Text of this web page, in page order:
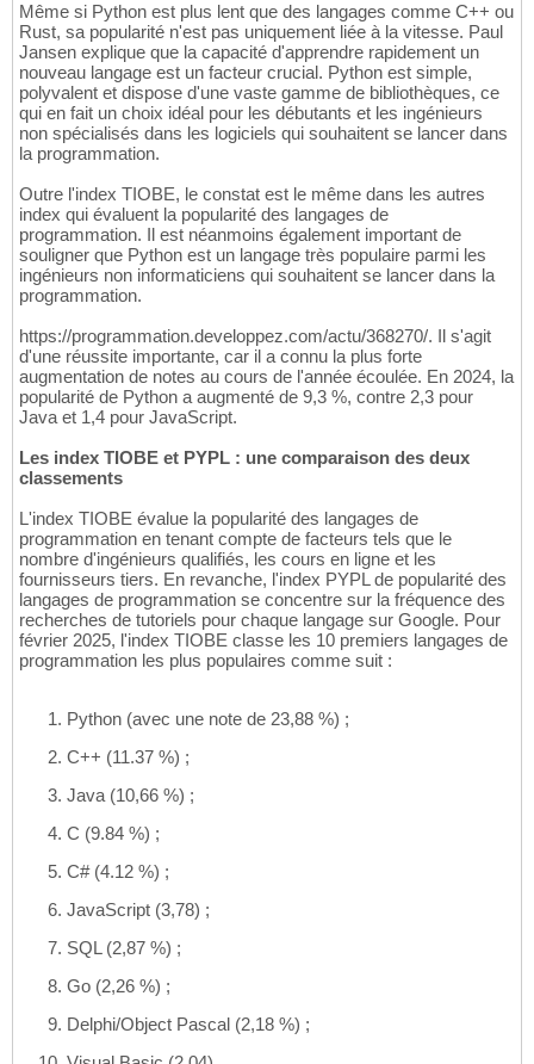
Même si Python est plus lent que des langages comme C++ ou
Rust, sa popularité n'est pas uniquement liée à la vitesse. Paul
Jansen explique que la capacité d'apprendre rapidement un
nouveau langage est un facteur crucial. Python est simple,
polyvalent et dispose d'une vaste gamme de bibliothèques, ce
qui en fait un choix idéal pour les débutants et les ingénieurs
non spécialisés dans les logiciels qui souhaitent se lancer dans
la programmation.
Outre l'index TIOBE, le constat est le même dans les autres
index qui évaluent la popularité des langages de
programmation. Il est néanmoins également important de
souligner que Python est un langage très populaire parmi les
ingénieurs non informaticiens qui souhaitent se lancer dans la
programmation.
https://programmation.developpez.com/actu/368270/. Il s'agit
d'une réussite importante, car il a connu la plus forte
augmentation de notes au cours de l'année écoulée. En 2024, la
popularité de Python a augmenté de 9,3 %, contre 2,3 pour
Java et 1,4 pour JavaScript.
Les index TIOBE et PYPL : une comparaison des deux
classements
L'index TIOBE évalue la popularité des langages de
programmation en tenant compte de facteurs tels que le
nombre d'ingénieurs qualifiés, les cours en ligne et les
fournisseurs tiers. En revanche, l'index PYPL de popularité des
langages de programmation se concentre sur la fréquence des
recherches de tutoriels pour chaque langage sur Google. Pour
février 2025, l'index TIOBE classe les 10 premiers langages de
programmation les plus populaires comme suit :
Python (avec une note de 23,88 %) ;
C++ (11.37 %) ;
Java (10,66 %) ;
C (9.84 %) ;
C# (4.12 %) ;
JavaScript (3,78) ;
SQL (2,87 %) ;
Go (2,26 %) ;
Delphi/Object Pascal (2,18 %) ;